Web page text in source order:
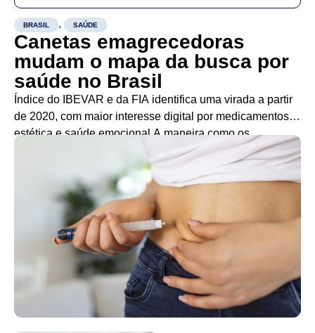
BRASIL , SAÚDE
Canetas emagrecedoras
mudam o mapa da busca por
saúde no Brasil
Índice do IBEVAR e da FIA identifica uma virada a partir
de 2020, com maior interesse digital por medicamentos,
estética e saúde emocional A maneira como os
brasileiros procuram informações sobre saúde mudou
nas últimas duas décadas. Temas ligados a
medicamentos para emagrecimento, procedimentos
estéticos e saúde emocional passaram a superar
assuntos como academia, dietas […]